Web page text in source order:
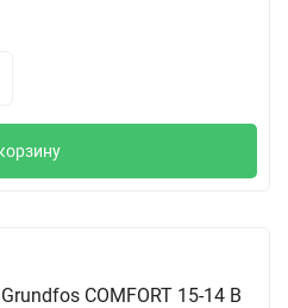
COMFORT 15-14 B